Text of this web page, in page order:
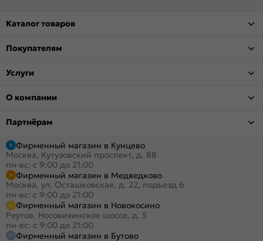
Каталог товаров
Покупателям
Услуги
О компании
Партнёрам
Фирменный магазин в Кунцево
Москва, Кутузовский проспект, д. 88
пн-вс: с 9:00 до 21:00
Фирменный магазин в Медведково
Москва, ул. Осташковская, д. 22, подъезд 6
пн-вс: с 9:00 до 21:00
Фирменный магазин в Новокосино
Реутов, Носовихинское шоссе, д. 5
пн-вс: с 9:00 до 21:00
Фирменный магазин в Бутово